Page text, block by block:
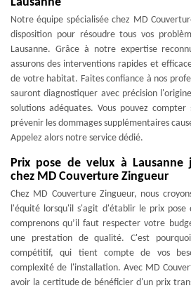
Notre équipe spécialisée chez MD
disposition pour résoudre tous vos
Lausanne. Grâce à notre expertise
assurons des interventions rapides et
de votre habitat. Faites confiance à nos
sauront diagnostiquer avec précision
solutions adéquates. Vous pouvez
prévenir les dommages supplémentaires
Appelez alors notre service dédié.
Prix pose de velux à Lausanne
chez MD Couverture Zingueur
Chez MD Couverture Zingueur, nous
l'équité lorsqu'il s'agit d'établir le prix pose
comprenons qu’il faut respecter votre
une prestation de qualité. C'est
compétitif, qui tient compte de vos
complexité de l'installation. Avec MD
avoir la certitude de bénéficier d'un prix